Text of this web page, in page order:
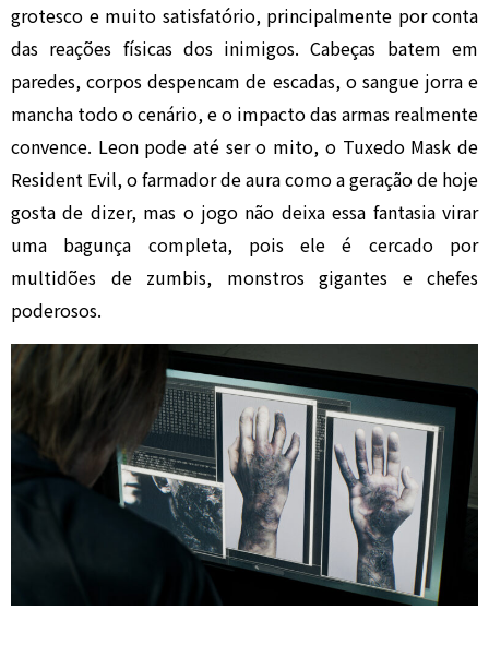
grotesco e muito satisfatório, principalmente por conta
das reações físicas dos inimigos. Cabeças batem em
paredes, corpos despencam de escadas, o sangue jorra e
mancha todo o cenário, e o impacto das armas realmente
convence. Leon pode até ser o mito, o Tuxedo Mask de
Resident Evil, o farmador de aura como a geração de hoje
gosta de dizer, mas o jogo não deixa essa fantasia virar
uma bagunça completa, pois ele é cercado por
multidões de zumbis, monstros gigantes e chefes
poderosos.